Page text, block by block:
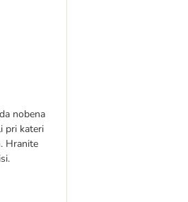
nobena
pri kateri
Hranite